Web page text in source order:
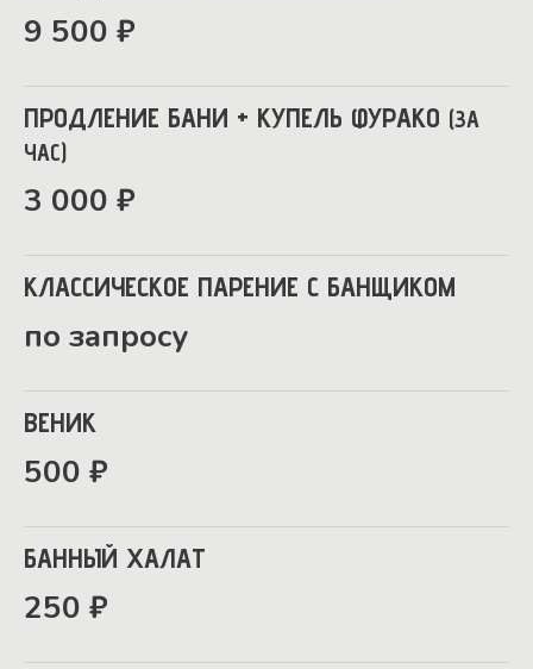
9 500 ₽
ПРОДЛЕНИЕ БАНИ + КУПЕЛЬ ФУРАКО (ЗА
ЧАС)
3 000 ₽
КЛАССИЧЕСКОЕ ПАРЕНИЕ С БАНЩИКОМ
по запросу
ВЕНИК
500 ₽
БАННЫЙ ХАЛАТ
250 ₽